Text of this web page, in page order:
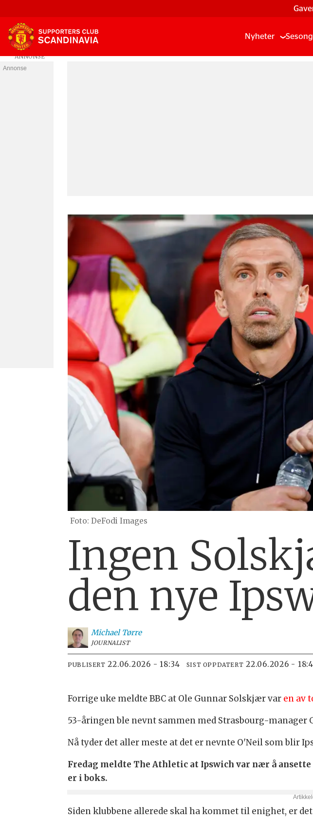
Nyheter
DeFodi Images
Ingen
den nye
Michael Tørre
JOURNALIST
PUBLISERT 22.06.2026 - 18:34 SIST OPPDATERT 22.06.2026 -
Forrige uke meldte BBC at Ole Gunnar Solskjær var en av
53-åringen ble nevnt sammen med Strasbourg-manager
Nå tyder det aller meste at det er nevnte O'Neil som blir
Fredag meldte The Athletic at Ipswich var nær å ansette
er i boks.
Siden klubbene allerede skal ha kommet til enighet, er
Annonse